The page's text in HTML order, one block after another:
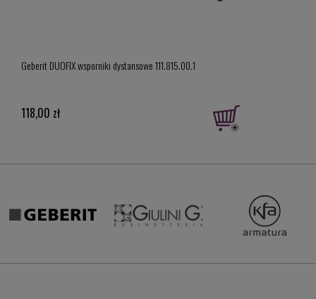
Geberit DUOFIX wsporniki dystansowe 111.815.00.1
118,00 zł